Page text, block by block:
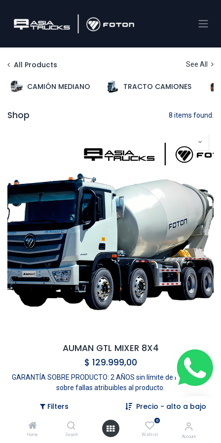
Filters Precio - alto a bajo
Home Search
0
Wishlist Account
All Products See All
CAMIÓN MEDIANO TRACTO CAMIONES
Shop 8 items found.
AUMAN GTL MIXER 8X4
$ 129.999,00
GARANTÍA SOBRE PRODUCTO: 2 AÑOS sin límite de kilometraje
sobre fallas atribuibles al producto.